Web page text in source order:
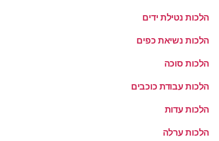
הלכות נטילת ידים
הלכות נשיאת כפים
הלכות סוכה
הלכות עבודת כוכבים
הלכות עדות
הלכות ערלה